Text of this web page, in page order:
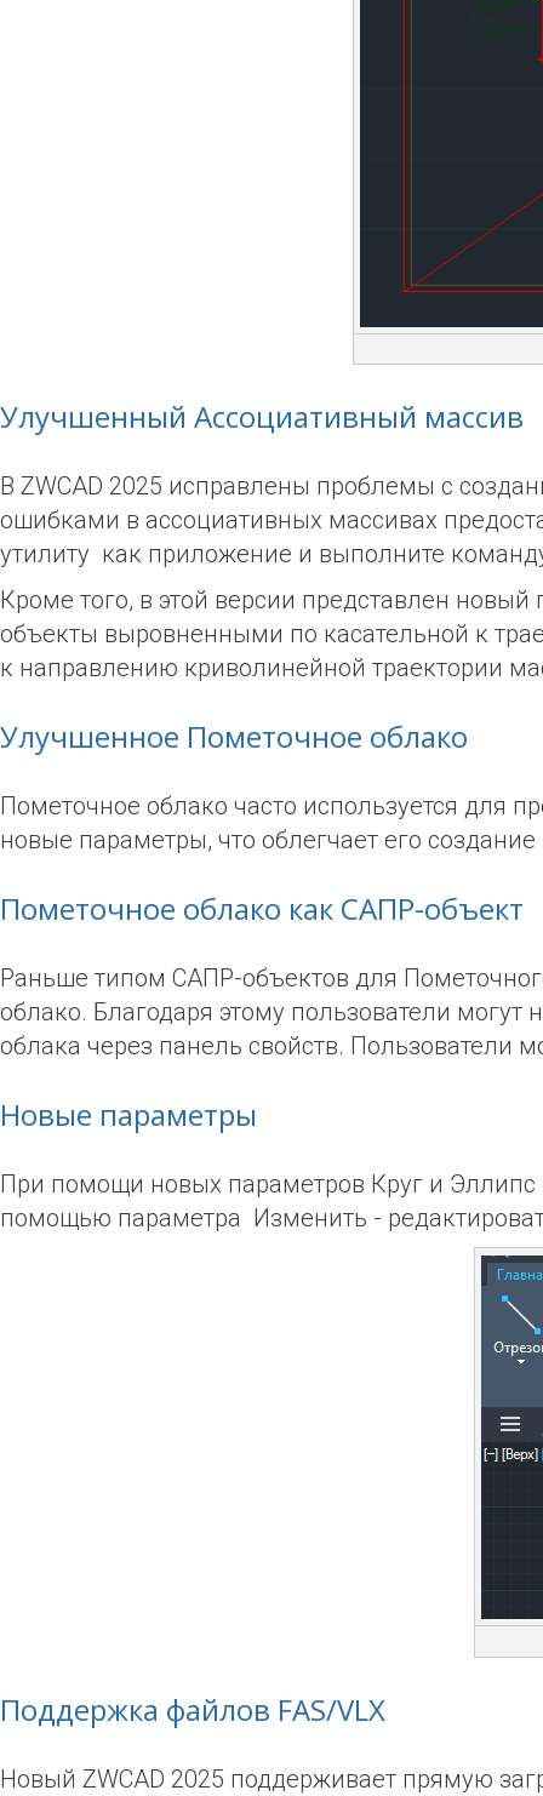
Улучшенный Ассоциативный массив
В ZWCAD 2025 исправлены проблемы с
ошибками в ассоциативных массивах
утилиту как приложение и выполните команду
Кроме того, в этой версии представлен
объекты выровненными по касательной к
к направлению криволинейной траектории
Улучшенное Пометочное облако
Пометочное облако часто используется для
новые параметры, что облегчает его
Пометочное облако как САПР-объект
Раньше типом САПР-объектов для
облако. Благодаря этому пользователи
облака через панель свойств. Пользователи
Новые параметры
При помощи новых параметров Круг и
помощью параметра Изменить -
Поддержка файлов FAS/VLX
Новый ZWCAD 2025 поддерживает прямую